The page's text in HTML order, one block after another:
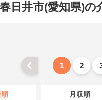
春日井市(愛知県)の
1 2
月収順